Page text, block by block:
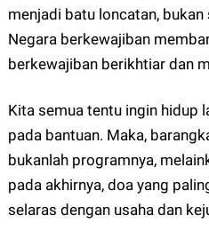
menjadi batu loncatan, bukan
Negara berkewajiban
berkewajiban berikhtiar dan
Kita semua tentu ingin hidup
pada bantuan. Maka,
bukanlah programnya,
pada akhirnya, doa yang
selaras dengan usaha dan